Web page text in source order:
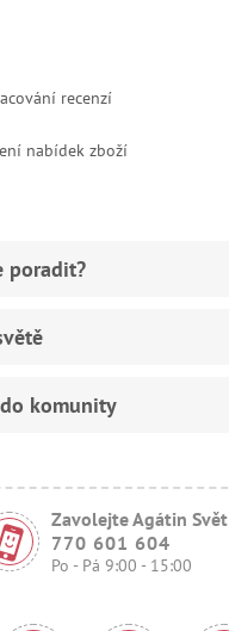
recenzí
nabídek zboží
poradit?
komunity
Zavolejte Agátin Svět
770 601 604
Po - Pá 9:00 - 15:00